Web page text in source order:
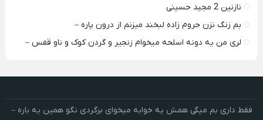
نازنین 2 مجید حسینی
بم زنگ نزن حروم زاده لبخند میزنم از درون پاره –
لری من یه دونه اسلحه میخوام زﻧﺠﻴﺮ و ﮔﺮدن ﻛﻮک و ﻧﺎو ﻗﻔﺲ –
فقط داری بم میگی همش یه خوابه میخوای برگردی نگو همین یه باره –